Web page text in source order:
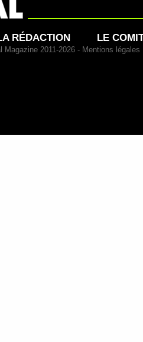
RÉDACTION LE
Magazine 2011-2026 - Mentions légales